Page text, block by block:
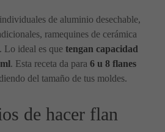
de aluminio desechable,
ramequines de cerámica
Lo ideal es que tengan capacidad
. Esta receta da para 6 u 8 flanes
del tamaño de tus moldes.
de hacer flan